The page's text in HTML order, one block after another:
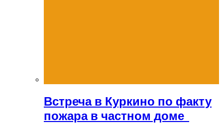
Встреча в Куркино по факту
пожара в частном доме